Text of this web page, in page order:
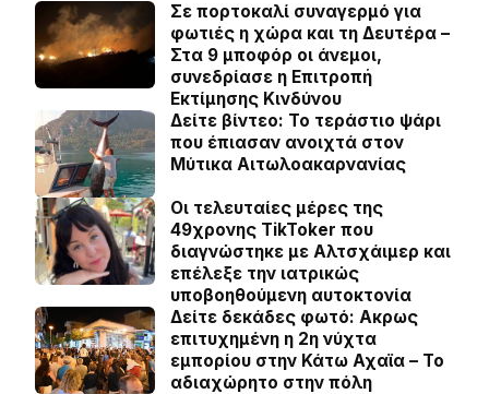
Σε πορτοκαλί συναγερμό για
φωτιές η χώρα και τη Δευτέρα –
Στα 9 μποφόρ οι άνεμοι,
συνεδρίασε η Επιτροπή
Εκτίμησης Κινδύνου
Δείτε βίντεο: Το τεράστιο ψάρι
που έπιασαν ανοιχτά στον
Μύτικα Αιτωλοακαρνανίας
Οι τελευταίες μέρες της
49χρονης TikToker που
διαγνώστηκε με Αλτσχάιμερ και
επέλεξε την ιατρικώς
υποβοηθούμενη αυτοκτονία
Δείτε δεκάδες φωτό: Ακρως
επιτυχημένη η 2η νύχτα
εμπορίου στην Κάτω Αχαϊα – Το
αδιαχώρητο στην πόλη